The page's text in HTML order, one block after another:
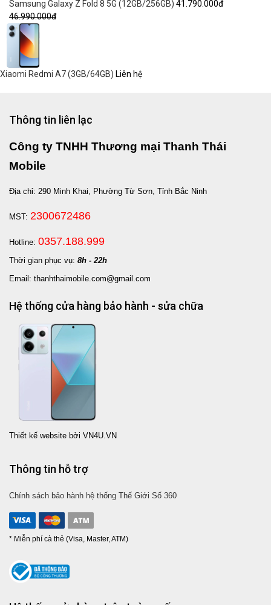
Samsung Galaxy Z Fold 8 5G (12GB/256GB) 41.790.000đ
46.990.000đ
Xiaomi Redmi A7 (3GB/64GB) Liên hệ
Thông tin liên lạc
Công ty TNHH Thương mại Thanh Thái
Mobile
Địa chỉ: 290 Minh Khai, Phường Từ Sơn, Tỉnh Bắc Ninh
MST: 2300672486
Hotline: 0357.188.999
Thời gian phục vụ: 8h - 22h
Email: thanhthaimobile.com@gmail.com
Hệ thống cửa hàng bảo hành - sửa chữa
Thiết kế website bởi VN4U.VN
Thông tin hỗ trợ
Chính sách bảo hành hệ thống Thế Giới Số 360
* Miễn phí cà thẻ (Visa, Master, ATM)